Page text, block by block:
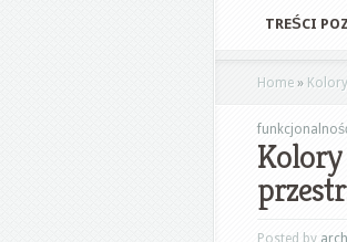
TREŚCI
Home »
Kolory
Posted by